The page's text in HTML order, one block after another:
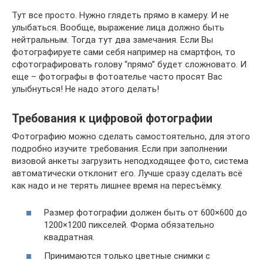
Тут все просто. Нужно глядеть прямо в камеру. И не
улыбаться. Вообще, выражение лица должно быть
нейтральным. Тогда тут два замечания. Если Вы
фотографируете сами себя например на смартфон, то
сфотографировать голову “прямо” будет сложновато. И
еще – фотографы в фотоателье часто просят Вас
улыбнуться! Не надо этого делать!
Требования к цифровой фотографии
Фотографию можно сделать самостоятельно, для этого
подробно изучите требования. Если при заполнении
визовой анкеты загрузить неподходящее фото, система
автоматически отклонит его. Лучше сразу сделать всё
как надо и не терять лишнее время на пересъёмку.
Размер фотографии должен быть от 600×600 до
1200×1200 пикселей. Форма обязательно
квадратная.
Принимаются только цветные снимки с